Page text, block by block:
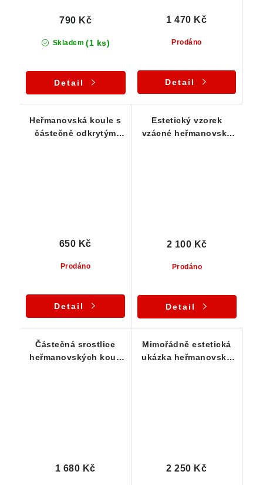
Skladem (1 ks)
790 Kč
Detail
Prodáno
1 470 Kč
Detail
Heřmanovská koule s
částečně odkrytým
Prodáno
650 Kč
Detail
Estetický vzorek
vzácné heřmanovské
Prodáno
2 100 Kč
Detail
Částečná srostlice
heřmanovských koulí
1 680 Kč
Mimořádně estetická
ukázka heřmanovské
2 250 Kč